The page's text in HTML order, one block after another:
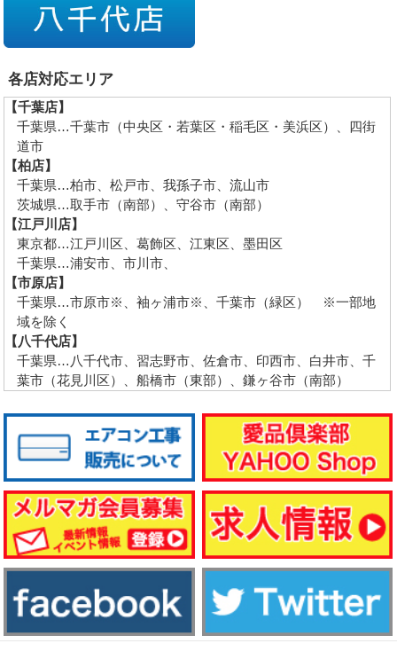
各店対応エリア
【千葉店】
千葉県…千葉市（中央区・若葉区・稲毛区・美浜区）、四街
道市
【柏店】
千葉県…柏市、松戸市、我孫子市、流山市
茨城県…取手市（南部）、守谷市（南部）
【江戸川店】
東京都…江戸川区、葛飾区、江東区、墨田区
千葉県…浦安市、市川市、
【市原店】
千葉県…市原市※、袖ヶ浦市※、千葉市（緑区） ※一部地
域を除く
【八千代店】
千葉県…八千代市、習志野市、佐倉市、印西市、白井市、千
葉市（花見川区）、船橋市（東部）、鎌ヶ谷市（南部）